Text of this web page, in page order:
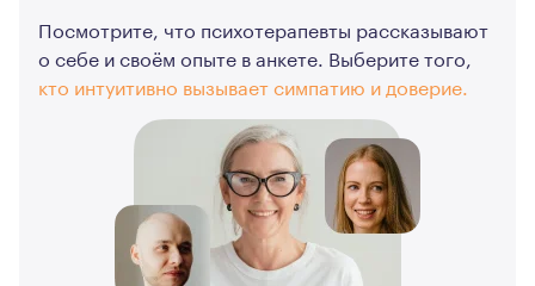
Посмотрите, что психотерапевты рассказывают
о себе и своём опыте в анкете. Выберите того,
кто интуитивно вызывает симпатию и доверие.